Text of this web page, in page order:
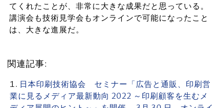
てくれたことが、非常に大きな成果だと思っている。
講演会も技術見学会もオンラインで可能になったこと
は、大きな進展だ。
関連記事:
日本印刷技術協会 セミナー「広告と通販、印刷営
業に見るメディア最新動向 2022 ～印刷顧客を生むメ